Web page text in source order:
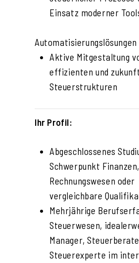
Einsatz moderner
Automatisierungslösungen
Aktive Mitgestaltung
effizienten und
Steuerstrukturen
Ihr Profil:
Abgeschlossenes
Schwerpunkt
Rechnungswesen oder
vergleichbare
Mehrjährige
Steuerwesen,
Manager,
Steuerexperte im